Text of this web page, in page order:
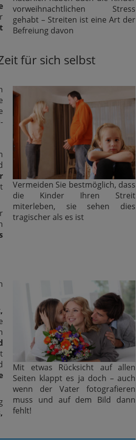
vorweihnachtlichen Stress
gehabt – Streiten ist eine Art der
Befreiung davon
für sich selbst
Vermeiden Sie bestmöglich, dass
die Kinder Ihren Streit
miterleben, sie sehen dies
tragischer als es ist
Mit etwas Rücksicht auf allen
Seiten klappt es ja doch – auch
wenn der Vater fotografieren
muss und auf dem Bild dann
fehlt!